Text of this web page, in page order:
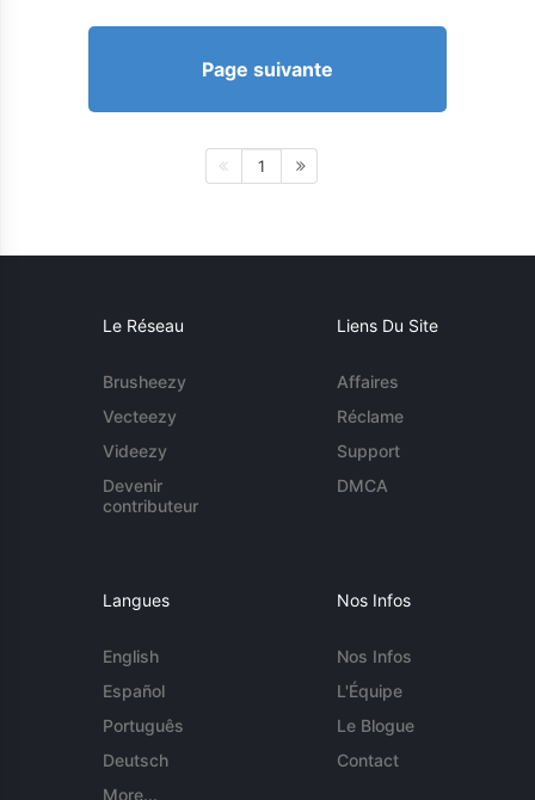
Page suivante
1
Le Réseau
Brusheezy
Vecteezy
Videezy
Devenir
contributeur
Liens Du Site
Affaires
Réclame
Support
DMCA
Langues
English
Español
Português
Deutsch
More...
Nos Infos
Nos Infos
L'Équipe
Le Blogue
Contact